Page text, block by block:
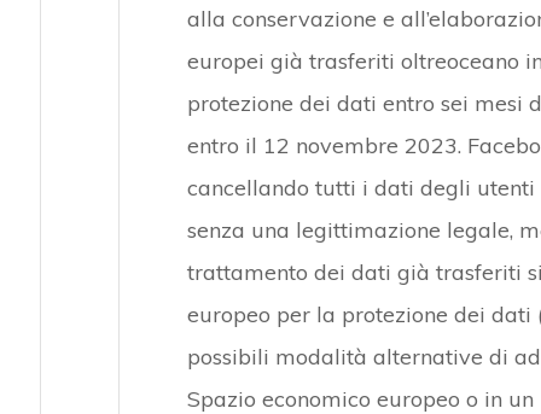
alla conservazione e
europei già trasferiti oltreoceano
protezione dei dati entro sei mesi
entro il 12 novembre 2023.
cancellando tutti i dati degli
senza una legittimazione legale,
trattamento dei dati già trasferiti
europeo per la protezione dei dati
possibili modalità alternative di
Spazio economico europeo o in